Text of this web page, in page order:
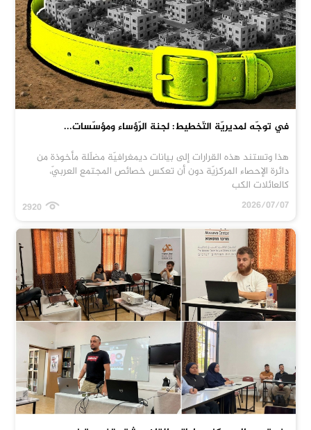
في توجّه لمديريّة التّخطيط: لجنة الرّؤساء ومؤسّسات...
هذا وتستند هذه القرارات إلى بيانات ديمغرافيّة مضلّلة مأخوذة من
دائرة الإحصاء المركزيّة دون أن تعكس خصائص المجتمع العربيّ،
كالعائلات الكب
2026/07/07